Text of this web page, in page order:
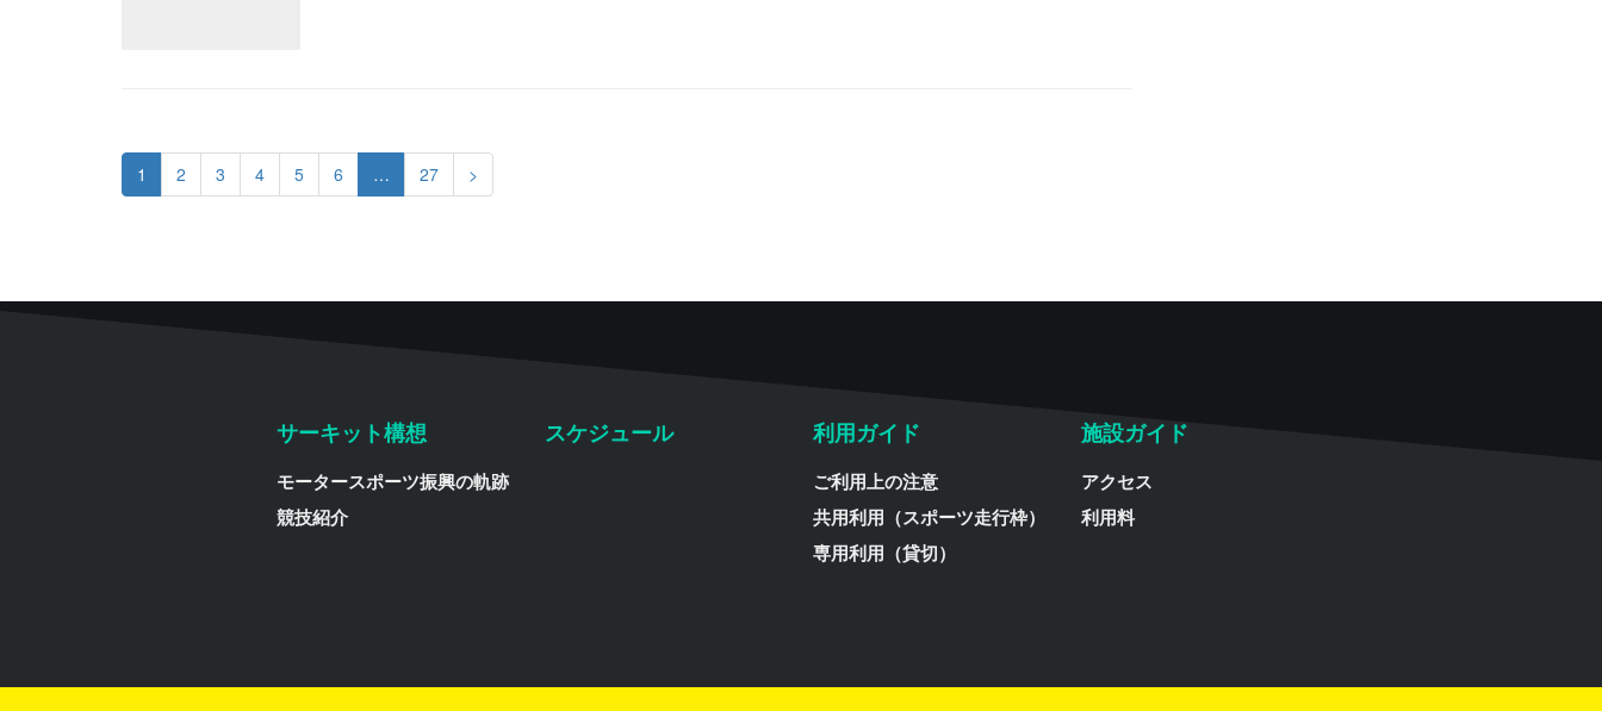
1 2 3 4 5 6 … 27 >
サーキット構想
モータースポーツ振興の軌跡
競技紹介
スケジュール 利用ガイド
ご利用上の注意
共用利用（スポーツ走行枠）
専用利用（貸切）
施設ガイド
アクセス
利用料